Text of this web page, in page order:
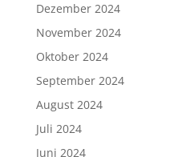
Dezember 2024
November 2024
Oktober 2024
September 2024
August 2024
Juli 2024
Juni 2024